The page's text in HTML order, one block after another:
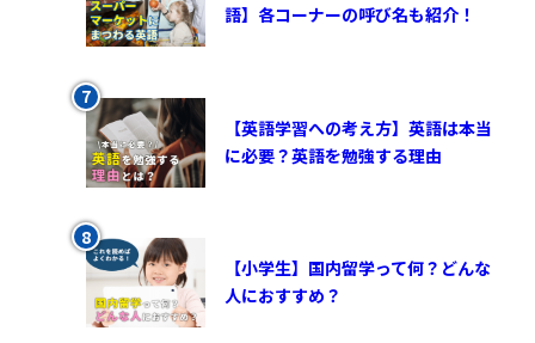
語】各コーナーの呼び名も紹介！
【英語学習への考え方】英語は本当
に必要？英語を勉強する理由
【小学生】国内留学って何？どんな
人におすすめ？